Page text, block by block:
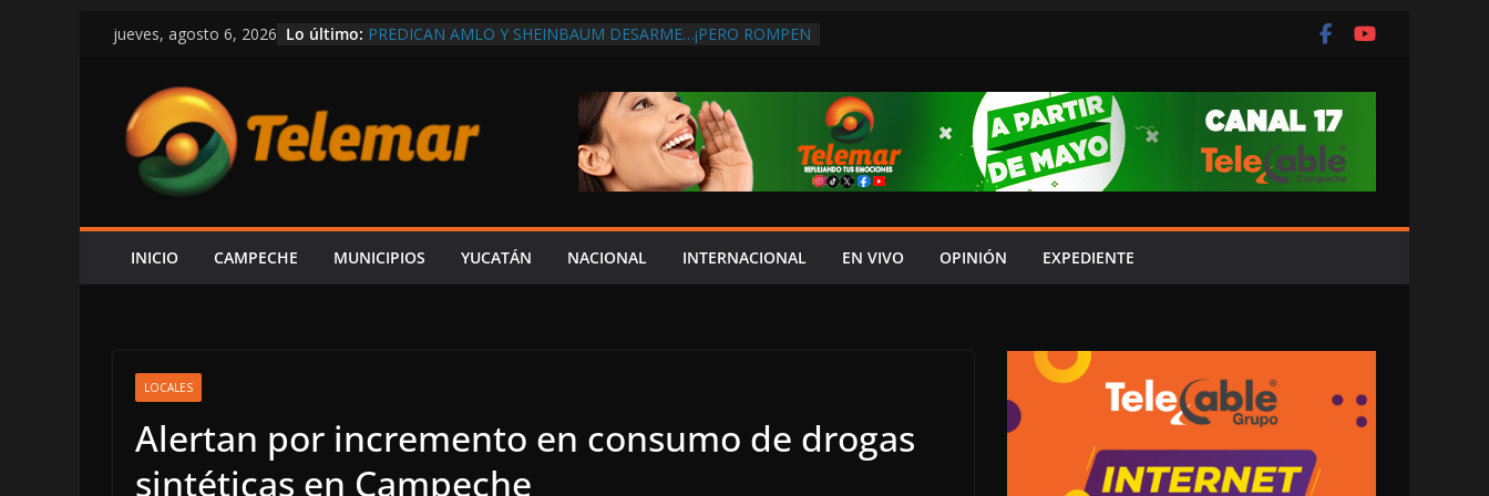
Saltar
contenido
jueves, agosto 6, 2026 Lo último: PREDICAN AMLO Y SHEINBAUM DESARME…¡PERO ROMPEN
SHCP DERRUMBA DISCURSO DE LAYDA AL REVELAR QUE
CAMPECHE REGISTRA LA PEOR CAÍDA DE
PARTICIPACIONES DEL PAÍS, POR PÉSIMA RECAUDACIÓN
DEL ISR
SOSPECHAS DE INFLUENCIAS POLÍTICAS EN
¿PAPÁ INCAPACITADO ASUME CULPA DEL HIJO?
CAEN DOS ÁRBOLES SOBRE LA CARRETERA LIBRE
INICIO CAMPECHE MUNICIPIOS YUCATÁN NACIONAL INTERNACIONAL EN VIVO OPINIÓN EXPEDIENTE
LOCALES
Alertan por incremento en consumo de drogas
sintéticas en Campeche